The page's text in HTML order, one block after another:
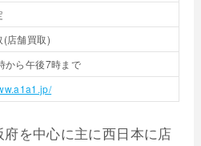
(店舗買取)
から午後7時まで
を中心に主に西日本に店